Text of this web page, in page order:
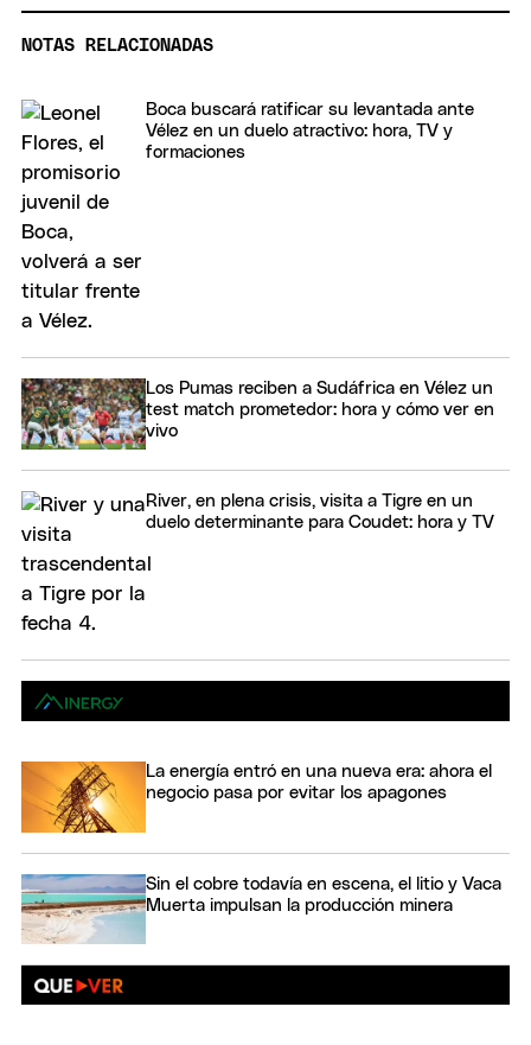
NOTAS RELACIONADAS
Boca buscará ratificar su levantada ante
Vélez en un duelo atractivo: hora, TV y
formaciones
Los Pumas reciben a Sudáfrica en Vélez un
test match prometedor: hora y cómo ver en
vivo
River, en plena crisis, visita a Tigre en un
duelo determinante para Coudet: hora y TV
La energía entró en una nueva era: ahora el
negocio pasa por evitar los apagones
Sin el cobre todavía en escena, el litio y Vaca
Muerta impulsan la producción minera